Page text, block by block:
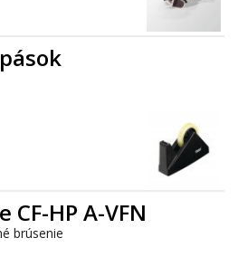
HP A-VFN
brúsenie